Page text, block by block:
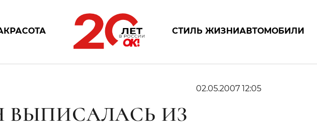
КРАСОТА СТИЛЬ ЖИЗНИАВТОМОБИЛИ
02.05.2007 12:05
ВЫПИСАЛАСЬ ИЗ